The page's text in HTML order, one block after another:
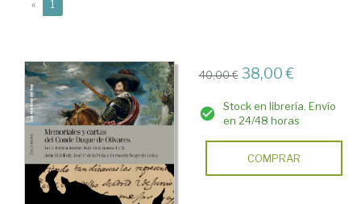
« 1
40,00 € 38,00 €
Stock en librería. Envío
en 24/48 horas
COMPRAR